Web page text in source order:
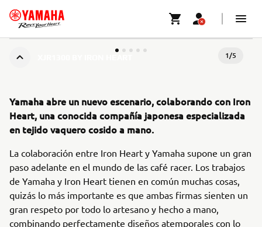
1/5
Yamaha abre un nuevo escenario, colaborando con Iron
Heart, una conocida compañía japonesa especializada
en tejido vaquero cosido a mano.
La colaboración entre Iron Heart y Yamaha supone un gran
paso adelante en el mundo de las café racer. Los trabajos
de Yamaha y Iron Heart tienen en común muchas cosas,
quizás lo más importante es que ambas firmas sienten un
gran respeto por todo lo artesano y hecho a mano,
combinando perfectamente diseños atemporales con lo